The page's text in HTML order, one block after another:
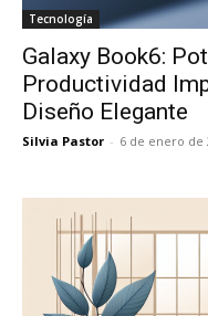
Tecnología
Galaxy Book6:
Productividad
Diseño Elegante
Silvia Pastor - 6 de enero de